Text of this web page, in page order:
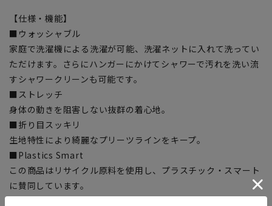
【仕様・機能】
■ウォッシャブル
家庭で洗濯機による洗濯が可能、洗濯ネットに入れて洗ってい
ただけます。さらにハンガーにかけてシャワーで汚れを洗い流
すシャワークリーンも可能です。
■ストレッチ
身体の動きを阻害しない抜群の着心地。
■折り目スッキリ
生地特性により綺麗なプリーツラインをキープ。
■Plastics Smart
この商品はリサイクル原料を使用し、プラスチック・スマート
に賛同しています。
■ECOBLUE(100%リサイクルポリエステル)